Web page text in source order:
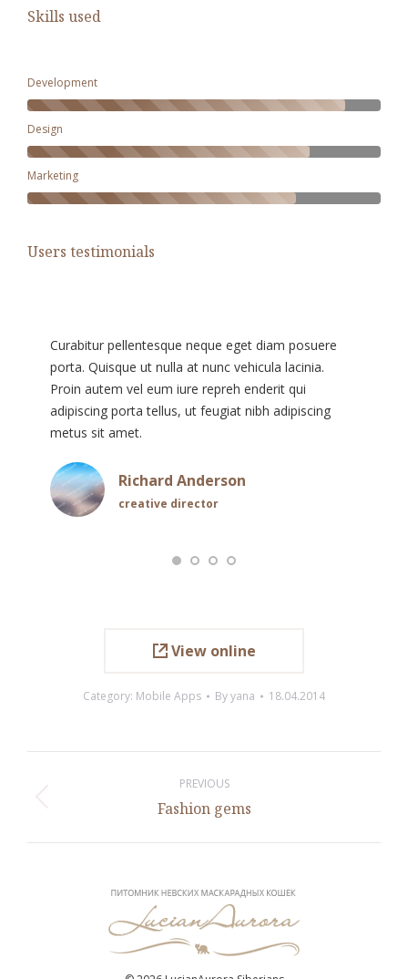
Skills used
Development
Design
Marketing
Users testimonials
Curabitur pellentesque neque eget diam posuere
porta. Quisque ut nulla at nunc vehicula lacinia.
Proin autem vel eum iure repreh enderit qui
adipiscing porta tellus, ut feugiat nibh adipiscing
metus sit amet.
Richard Anderson
creative director
View online
Category: Mobile Apps Byyana 18.04.2014
PREVIOUS
Previous
Fashion gems